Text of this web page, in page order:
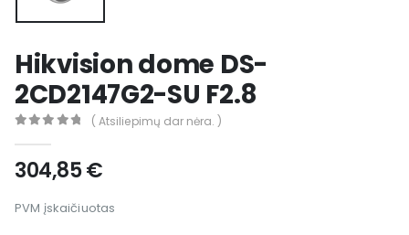
Hikvision dome DS-
2CD2147G2-SU F2.8
( Atsiliepimų dar nėra. )
304,85€
PVM įskaičiuotas